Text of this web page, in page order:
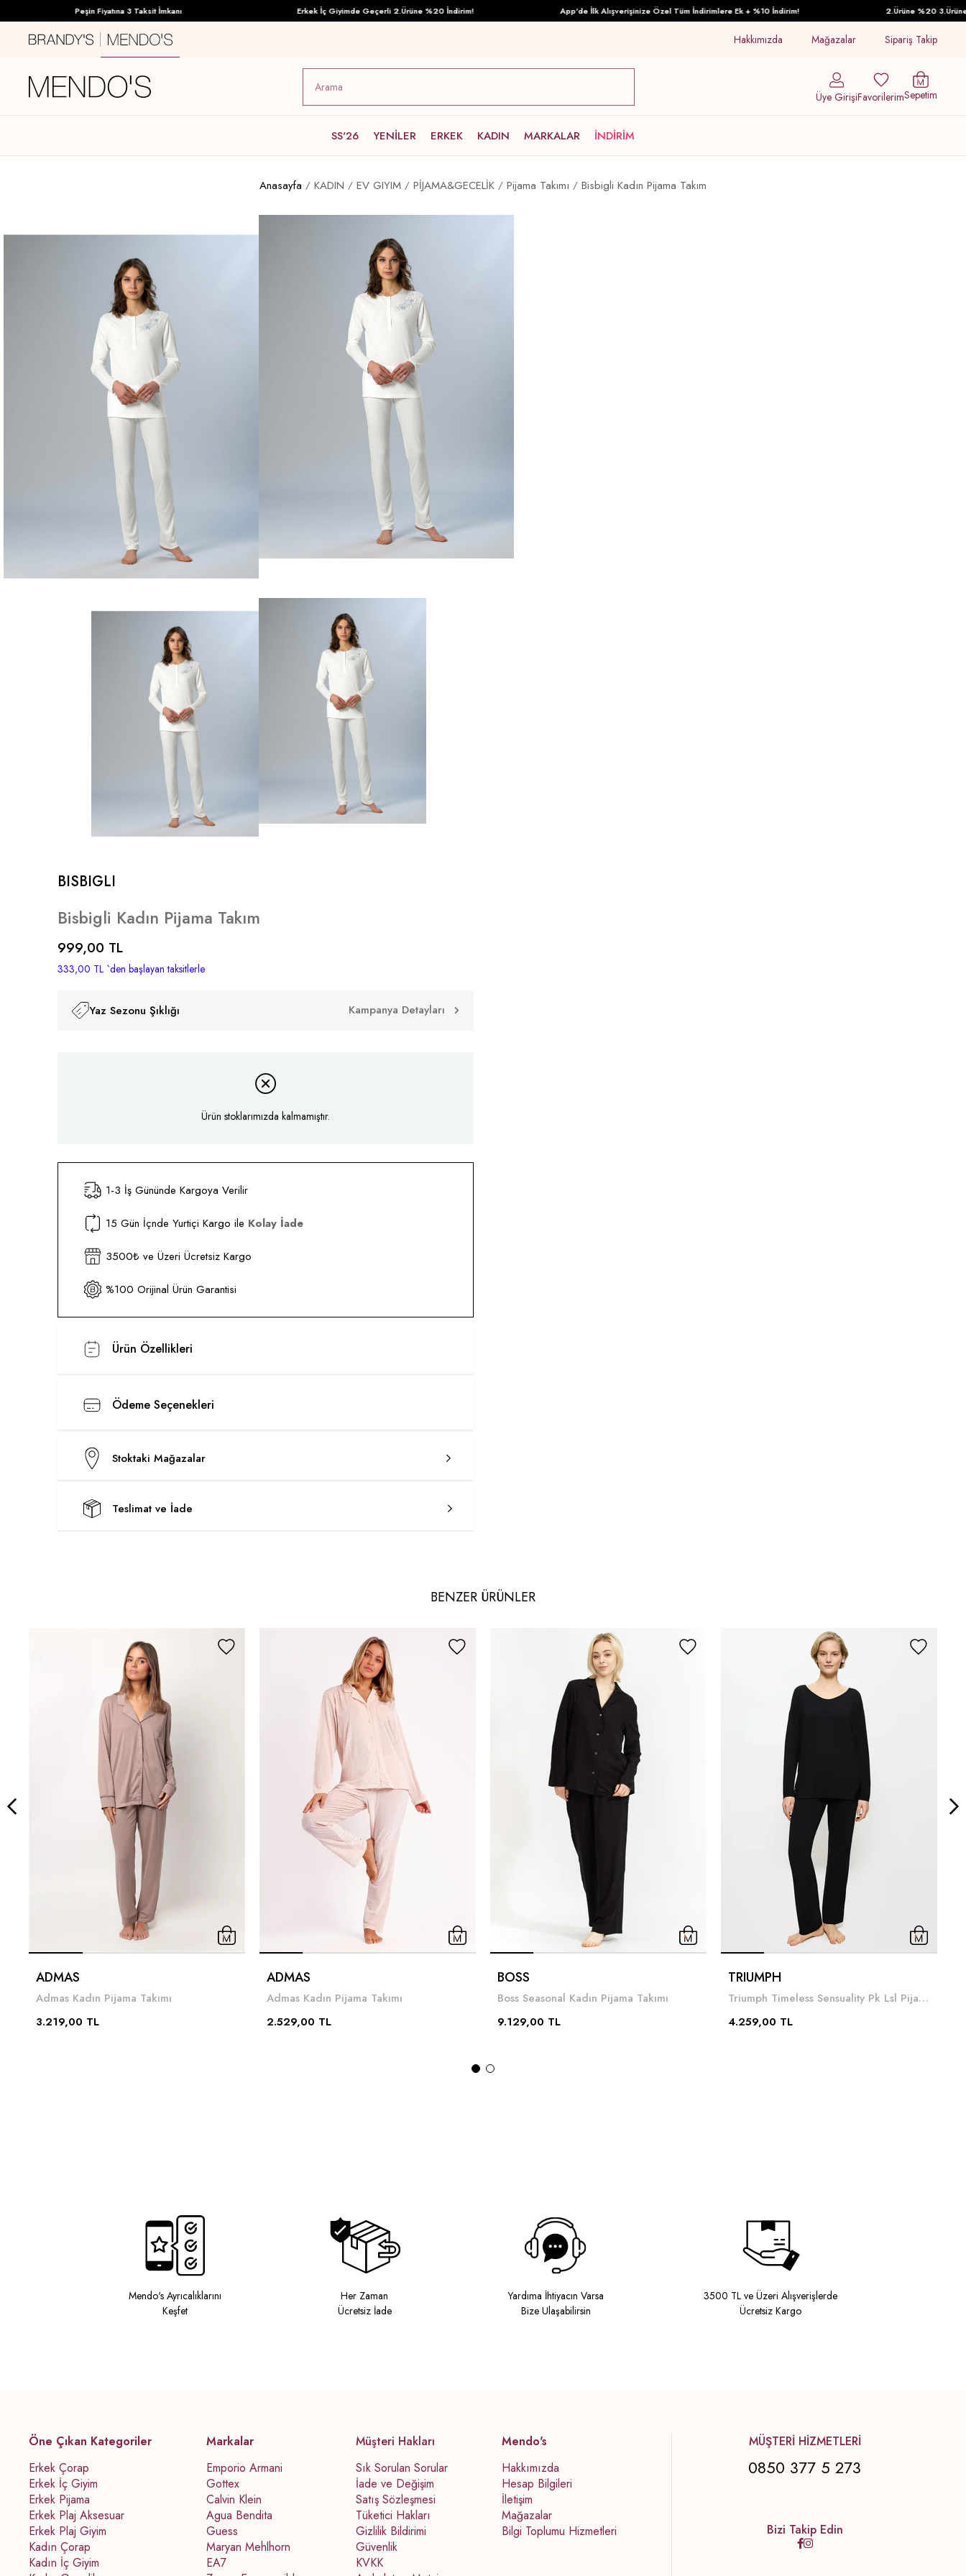
Peşin Fiyatına 3 Taksit İmkanı Erkek İç Giyimde Geçerli 2.Ürüne %20 İndirim! App'de İlk Alışverişinize Özel Tüm İndirimlere Ek + %10 İndirim! 2.Ürüne %20 3.Ürüne
Hakkımızda Mağazalar Sipariş Takip
Üye GirişiFavorilerimSepetim
SS'26 YENİLER ERKEK KADIN MARKALAR İNDİRİM
Anasayfa KADIN EV GIYIM PİJAMA&GECELİK Pijama Takımı Bisbigli Kadın Pijama Takım
BISBIGLI
Bisbigli Kadın Pijama Takım
999,00 TL
333,00 TL `den başlayan taksitlerle
Yaz Sezonu Şıklığı Kampanya Detayları
Ürün stoklarımızda kalmamıştır.
1-3 İş Gününde Kargoya Verilir
15 Gün İçnde Yurtiçi Kargo ile Kolay İade
3500₺ ve Üzeri Ücretsiz Kargo
%100 Orijinal Ürün Garantisi
Ürün Özellikleri
Ödeme Seçenekleri
Stoktaki Mağazalar
Teslimat ve İade
BENZER ÜRÜNLER
ADMAS
Admas Kadın Pijama Takımı
3.219,00 TL
ADMAS
Admas Kadın Pijama Takımı
2.529,00 TL
BOSS
Boss Seasonal Kadın Pijama Takımı
9.129,00 TL
TRIUMPH
Triumph Timeless Sensuality Pk Lsl Pijama Takımı
4.259,00 TL
Mendo's Ayrıcalıklarını
Keşfet
Her Zaman
Ücretsiz İade
Yardıma İhtiyacın Varsa
Bize Ulaşabilirsin
3500 TL ve Üzeri Alışverişlerde
Ücretsiz Kargo
Öne Çıkan Kategoriler
Erkek Çorap
Erkek İç Giyim
Erkek Pijama
Erkek Plaj Aksesuar
Erkek Plaj Giyim
Kadın Çorap
Kadın İç Giyim
Markalar
Emporio Armani
Gottex
Calvin Klein
Agua Bendita
Guess
Maryan Mehlhorn
EA7
Müşteri Hakları
Sık Sorulan Sorular
İade ve Değişim
Satış Sözleşmesi
Tüketici Hakları
Gizlilik Bildirimi
Güvenlik
KVKK
Mendo's
Hakkımızda
Hesap Bilgileri
İletişim
Mağazalar
Bilgi Toplumu Hizmetleri
MÜŞTERİ HİZMETLERİ
0850 377 5 273
Bizi Takip Edin